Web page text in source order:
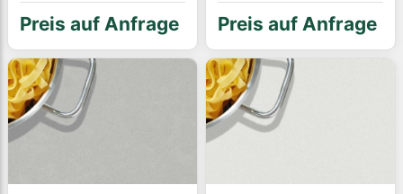
Preis auf Anfrage Preis auf Anfrage